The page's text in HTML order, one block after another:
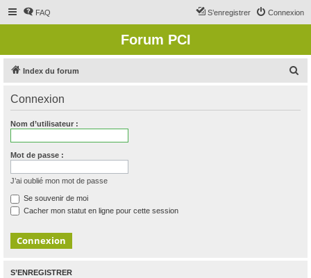
FAQ Connexion
S’enregistrer
Forum PCI
Index du forum
Connexion
Nom d’utilisateur :
Mot de passe :
J’ai oublié mon mot de passe
Se souvenir de moi
Cacher mon statut en ligne pour cette session
S’ENREGISTRER